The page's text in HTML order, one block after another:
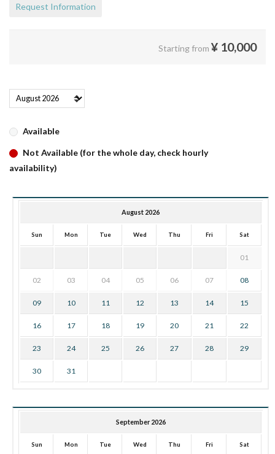
Request Information
Starting from ¥ 10,000
Available
Not Available (for the whole day, check hourly
availability)
August 2026
Sun Mon Tue Wed Thu Fri Sat
01
02 03 04 05 06 07 08
09 10 11 12 13 14 15
16 17 18 19 20 21 22
23 24 25 26 27 28 29
30 31
September 2026
Sun Mon Tue Wed Thu Fri Sat